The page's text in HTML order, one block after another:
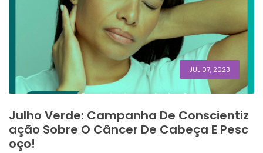
JUL 07, 2023
Julho Verde: Campanha De Conscientiz
Ação Sobre O Câncer De Cabeça E Pesc
Oço!